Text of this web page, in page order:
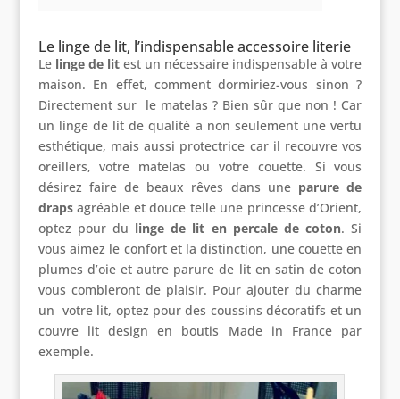
Le linge de lit, l’indispensable accessoire literie
Le linge de litest un nécessaire indispensable à votre
maison. En effet, comment dormiriez-vous sinon ?
Directement sur le matelas ? Bien sûr que non ! Car
un linge de lit de qualité a non seulement une vertu
esthétique, mais aussi protectrice car il recouvre vos
oreillers, votre matelas ou votre couette. Si vous
désirez faire de beaux rêves dans une parure de
drapsagréable et douce telle une princesse d’Orient,
optez pour du linge de lit en percale de coton. Si
vous aimez le confort et la distinction, une couette en
plumes d’oie et autre parure de lit en satin de coton
vous combleront de plaisir. Pour ajouter du charme
un votre lit, optez pour des coussins décoratifs et un
couvre lit design en boutis Made in France par
exemple.